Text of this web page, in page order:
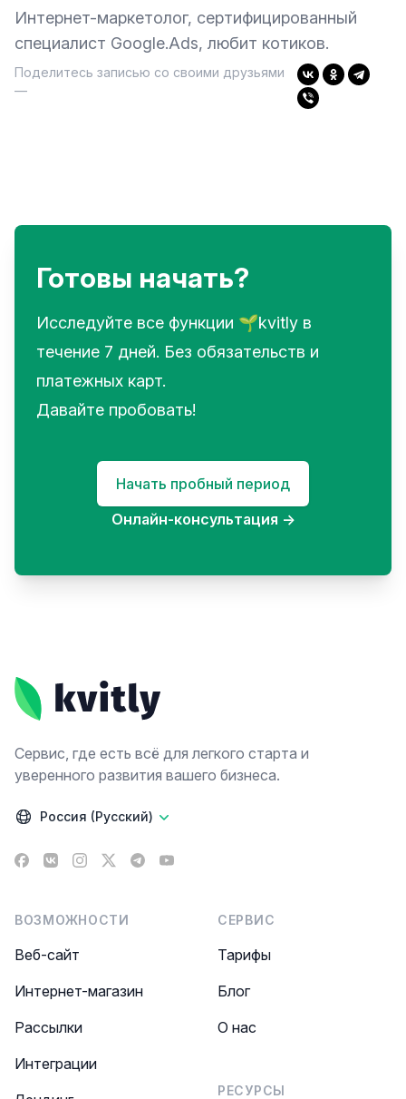
Интернет-маркетолог, сертифицированный
специалист Google.Ads, любит котиков.
Поделитесь записью со своими друзьями
—
Готовы начать?
Исследуйте все функции 🌱kvitly в
течение 7 дней. Без обязательств и
платежных карт.
Давайте пробовать!
Начать пробный период
Онлайн-консультация →
Сервис, где есть всё для легкого старта и
уверенного развития вашего бизнеса.
Россия (Русский)
Facebook
VK Instagram
X TelegramYouTube
ВОЗМОЖНОСТИ
Веб-сайт
Интернет-магазин
Рассылки
Интеграции
СЕРВИС
Тарифы
Блог
О нас
РЕСУРСЫ